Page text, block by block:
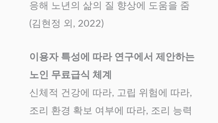
응해 노년의 삶의 질 향상에 도움을 줌
(김현정 외, 2022)
이용자 특성에 따라 연구에서 제안하는
노인 무료급식 체계
신체적 건강에 따라, 고립 위험에 따라,
조리 환경 확보 여부에 따라, 조리 능력